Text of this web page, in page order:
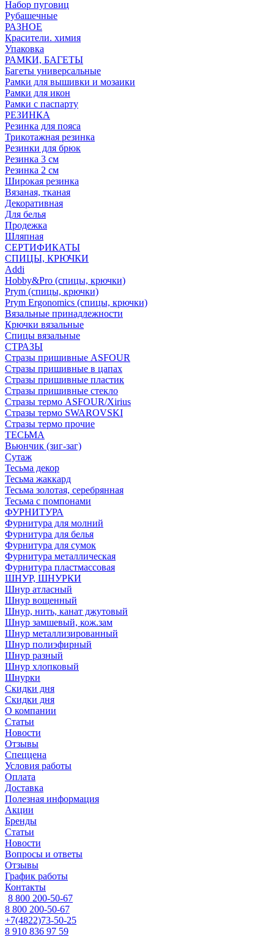
Набор пуговиц
Рубашечные
РАЗНОЕ
Красители. химия
Упаковка
РАМКИ, БАГЕТЫ
Багеты универсальные
Рамки для вышивки и мозаики
Рамки для икон
Рамки с паспарту
РЕЗИНКА
Резинка для пояса
Трикотажная резинка
Резинки для брюк
Резинка 3 см
Резинка 2 см
Широкая резинка
Вязаная, тканая
Декоративная
Для белья
Продежка
Шляпная
СЕРТИФИКАТЫ
СПИЦЫ, КРЮЧКИ
Addi
Hobby&Pro (спицы, крючки)
Prym (спицы, крючки)
Prym Ergonomics (спицы, крючки)
Вязальные принадлежности
Крючки вязальные
Спицы вязальные
СТРАЗЫ
Стразы пришивные ASFOUR
Стразы пришивные в цапах
Стразы пришивные пластик
Стразы пришивные стекло
Стразы термо ASFOUR/Xirius
Стразы термо SWAROVSKI
Стразы термо прочие
ТЕСЬМА
Вьюнчик (зиг-заг)
Сутаж
Тесьма декор
Тесьма жаккард
Тесьма золотая, серебрянная
Тесьма с помпонами
ФУРНИТУРА
Фурнитура для молний
Фурнитура для белья
Фурнитура для сумок
Фурнитура металлическая
Фурнитура пластмассовая
ШНУР, ШНУРКИ
Шнур атласный
Шнур вощенный
Шнур, нить, канат джутовый
Шнур замшевый, кож.зам
Шнур металлизированный
Шнур полиэфирный
Шнур разный
Шнур хлопковый
Шнурки
Скидки дня
Скидки дня
О компании
Статьи
Новости
Отзывы
Спеццена
Условия работы
Оплата
Доставка
Полезная информация
Акции
Бренды
Статьи
Новости
Вопросы и ответы
Отзывы
График работы
Контакты
8 800 200-50-67
8 800 200-50-67
+7(4822)73-50-25
8 910 836 97 59